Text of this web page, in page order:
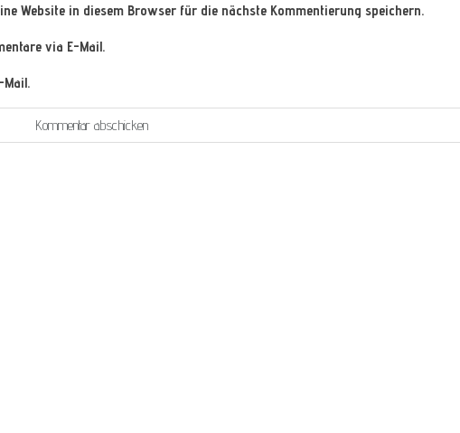
Website in diesem Browser für die nächste Kommentierung speichern.
via E-Mail.